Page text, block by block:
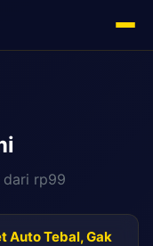
dari rp99
Auto Tebal, Gak